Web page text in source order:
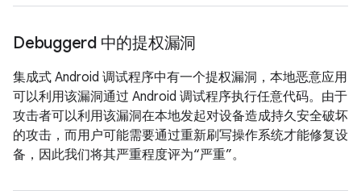
Debuggerd 中的提权漏洞
集成式 Android 调试程序中有一个提权漏洞，本地恶意应用
可以利用该漏洞通过 Android 调试程序执行任意代码。由于
攻击者可以利用该漏洞在本地发起对设备造成持久安全破坏
的攻击，而用户可能需要通过重新刷写操作系统才能修复设
备，因此我们将其严重程度评为“严重”。